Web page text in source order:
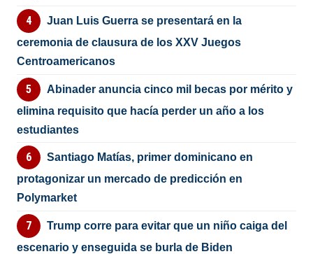
Juan Luis Guerra se presentará en la
ceremonia de clausura de los XXV Juegos
Centroamericanos
Abinader anuncia cinco mil becas por mérito y
elimina requisito que hacía perder un año a los
estudiantes
Santiago Matías, primer dominicano en
protagonizar un mercado de predicción en
Polymarket
Trump corre para evitar que un niño caiga del
escenario y enseguida se burla de Biden